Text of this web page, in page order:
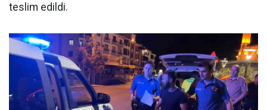
teslim edildi.